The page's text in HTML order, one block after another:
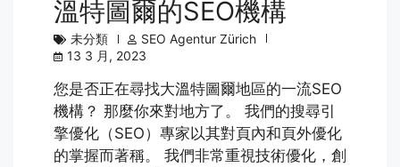
溫特圖爾的SEO機構
未分類
SEO Agentur Zürich
13 3 月, 2023
您是否正在尋找大溫特圖爾地區的一流SEO
機構？ 那麼你來對地方了。 我們的搜尋引
擎優化（SEO）專家以其對頁內和頁外優化
的掌握而著稱。 我們非常重視技術優化，創